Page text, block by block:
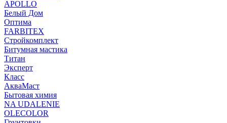
APOLLO
Белый Дом
Оптима
FARBITEX
Стройкомплект
Битумная мастика
Титан
Эксперт
Класс
АкваМаст
Бытовая химия
NA UDALENIE
OLECOLOR